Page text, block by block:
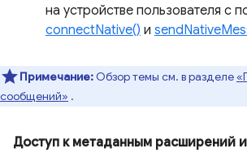
на устройстве пользователя с
connectNative() и
Примечание: Обзор темы см. в разделе
сообщений» .
Доступ к метаданным расширений